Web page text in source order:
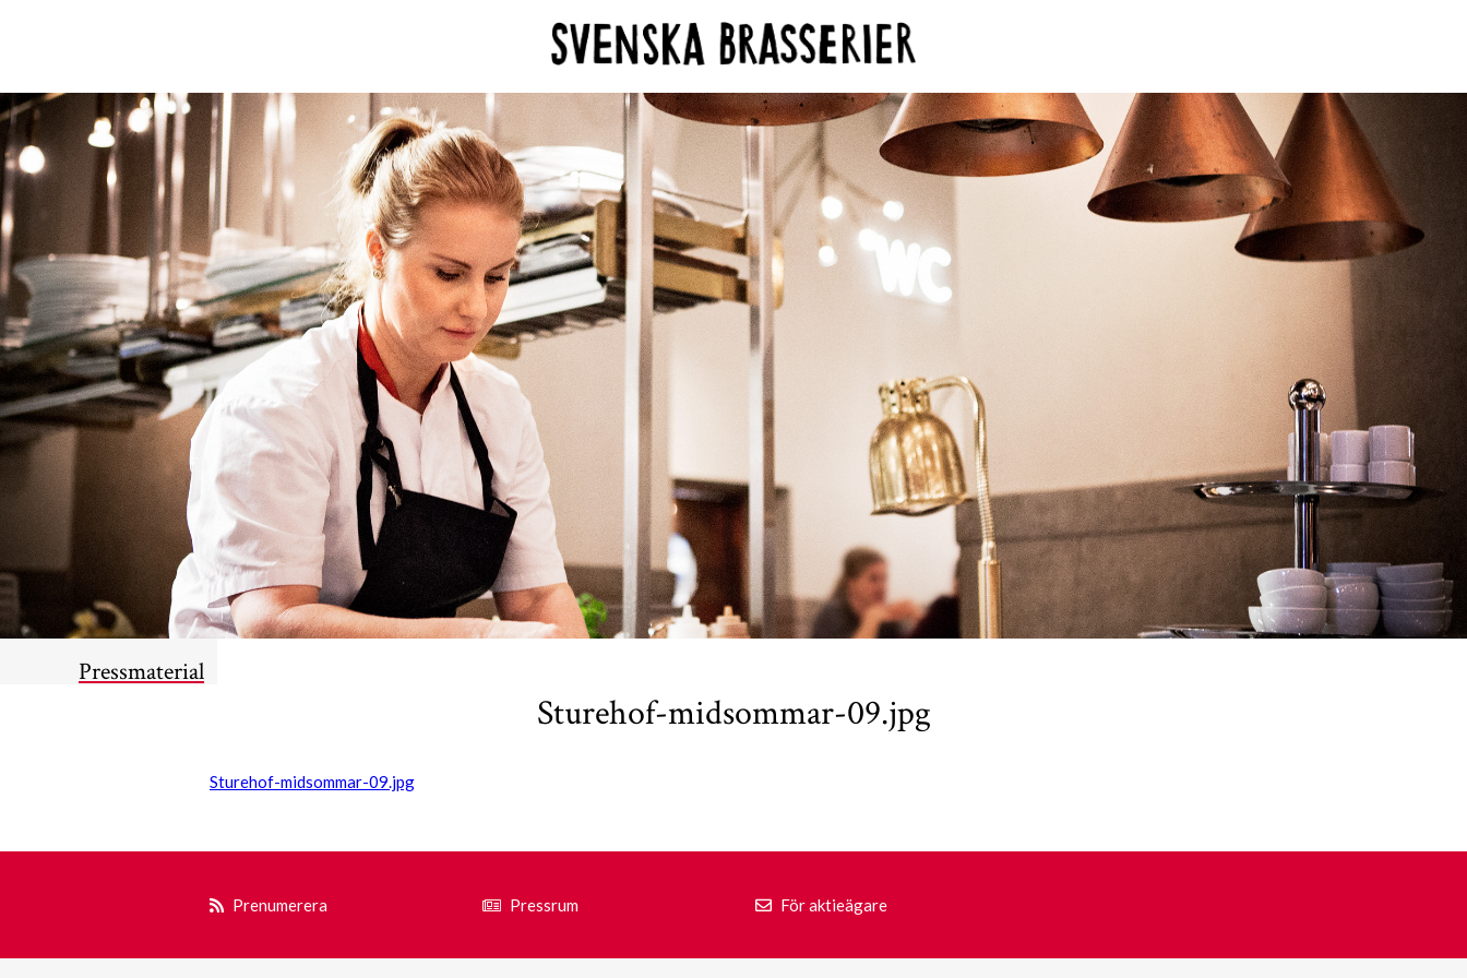
Pressmaterial
Sturehof-midsommar-09.jpg
Sturehof-midsommar-09.jpg
Prenumerera Pressrum För aktieägare